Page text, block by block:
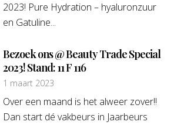
2023! Pure Hydration – hyaluronzuur
en Gatuline...
Bezoek ons @ Beauty Trade Special
2023! Stand: 11 F 116
1 maart 2023
Over een maand is het alweer zover!!
Dan start dé vakbeurs in Jaarbeurs